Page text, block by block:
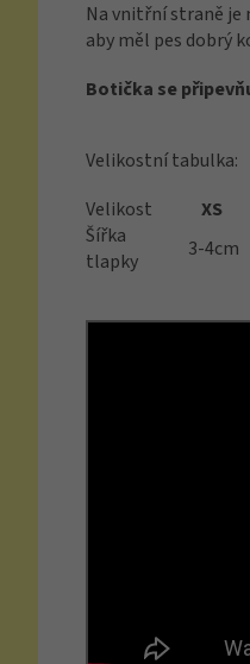
Na vnitřní straně je
aby měl pes dobrý
Botička se
Velikostní tabulka:
Velikost
XS
Šířka
tlapky
3-4cm